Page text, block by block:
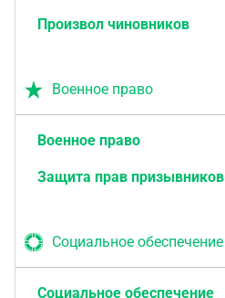
Произвол чиновников
Военное право
Военное право
Защита прав призывников
Социальное обеспечение
Социальное обеспечение